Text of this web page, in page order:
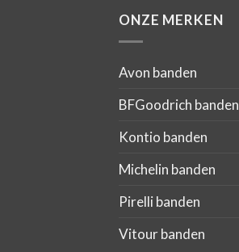
ONZE MERKEN
Avon banden
BFGoodrich banden
Kontio banden
Michelin banden
Pirelli banden
Vitour banden